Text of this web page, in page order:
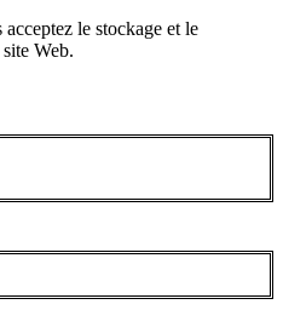
le stockage et le
Web.